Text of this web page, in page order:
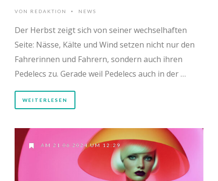
VON REDAKTION • NEWS
Der Herbst zeigt sich von seiner wechselhaften
Seite: Nässe, Kälte und Wind setzen nicht nur den
Fahrerinnen und Fahrern, sondern auch ihren
Pedelecs zu. Gerade weil Pedelecs auch in der …
WEITERLESEN
AM 21.06.2024 UM 12:29